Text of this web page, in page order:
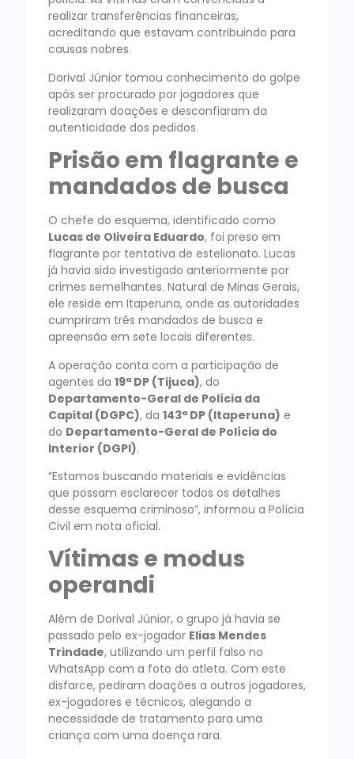
realizar transferências financeiras,
acreditando que estavam contribuindo para
causas nobres.
Dorival Júnior tomou conhecimento do golpe
após ser procurado por jogadores que
realizaram doações e desconfiaram da
autenticidade dos pedidos.
Prisão em flagrante e
mandados de busca
O chefe do esquema, identificado como
Lucas de Oliveira Eduardo, foi preso em
flagrante por tentativa de estelionato. Lucas
já havia sido investigado anteriormente por
crimes semelhantes. Natural de Minas Gerais,
ele reside em Itaperuna, onde as autoridades
cumpriram três mandados de busca e
apreensão em sete locais diferentes.
A operação conta com a participação de
agentes da 19ª DP (Tijuca), do
Departamento-Geral de Polícia da
Capital (DGPC), da 143ª DP (Itaperuna) e
do Departamento-Geral de Polícia do
Interior (DGPI).
“Estamos buscando materiais e evidências
que possam esclarecer todos os detalhes
desse esquema criminoso”, informou a Polícia
Civil em nota oficial.
Vítimas e modus
operandi
Além de Dorival Júnior, o grupo já havia se
passado pelo ex-jogador Elias Mendes
Trindade, utilizando um perfil falso no
WhatsApp com a foto do atleta. Com este
disfarce, pediram doações a outros jogadores,
ex-jogadores e técnicos, alegando a
necessidade de tratamento para uma
criança com uma doença rara.